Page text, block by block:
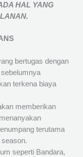
HAL YANG
.
bertugas dengan
terkena biaya
memberikan
terutama
seperti Bandara,